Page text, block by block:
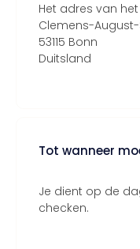
Het adres van
Clemens-August-
53115 Bonn
Duitsland
Tot wanneer
Je dient op de
checken.